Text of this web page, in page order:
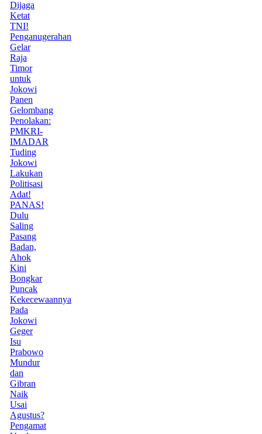
Dijaga
Ketat
TNI!
Penganugerahan
Gelar
Raja
Timor
untuk
Jokowi
Panen
Gelombang
Penolakan:
PMKRI-
IMADAR
Tuding
Jokowi
Lakukan
Politisasi
Adat!
PANAS!
Dulu
Saling
Pasang
Badan,
Ahok
Kini
Bongkar
Puncak
Kekecewaannya
Pada
Jokowi
Geger
Isu
Prabowo
Mundur
dan
Gibran
Naik
Usai
Agustus?
Pengamat